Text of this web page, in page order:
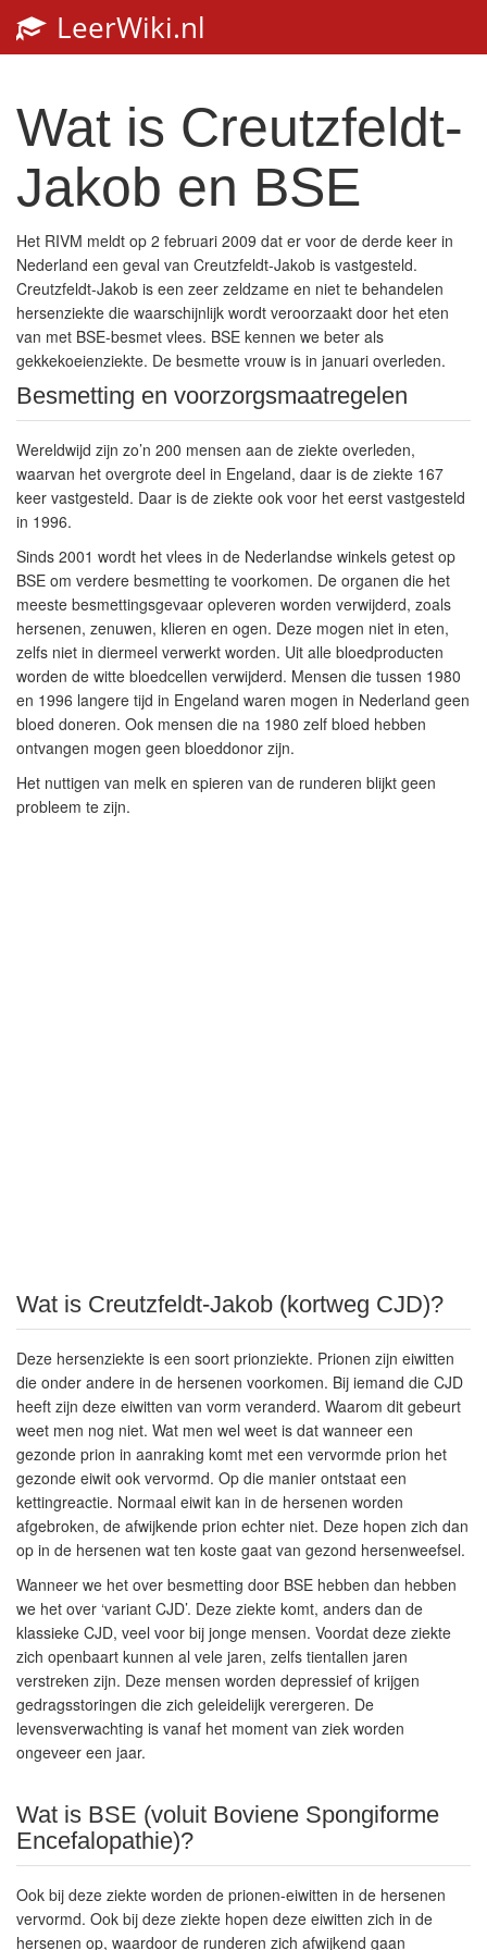
LeerWiki.nl
Wat is Creutzfeldt-
Jakob en BSE
Het RIVM meldt op 2 februari 2009 dat er voor de derde keer in
Nederland een geval van Creutzfeldt-Jakob is vastgesteld.
Creutzfeldt-Jakob is een zeer zeldzame en niet te behandelen
hersenziekte die waarschijnlijk wordt veroorzaakt door het eten
van met BSE-besmet vlees. BSE kennen we beter als
gekkekoeienziekte. De besmette vrouw is in januari overleden.
Besmetting en voorzorgsmaatregelen
Wereldwijd zijn zo’n 200 mensen aan de ziekte overleden,
waarvan het overgrote deel in Engeland, daar is de ziekte 167
keer vastgesteld. Daar is de ziekte ook voor het eerst vastgesteld
in 1996.
Sinds 2001 wordt het vlees in de Nederlandse winkels getest op
BSE om verdere besmetting te voorkomen. De organen die het
meeste besmettingsgevaar opleveren worden verwijderd, zoals
hersenen, zenuwen, klieren en ogen. Deze mogen niet in eten,
zelfs niet in diermeel verwerkt worden. Uit alle bloedproducten
worden de witte bloedcellen verwijderd. Mensen die tussen 1980
en 1996 langere tijd in Engeland waren mogen in Nederland geen
bloed doneren. Ook mensen die na 1980 zelf bloed hebben
ontvangen mogen geen bloeddonor zijn.
Het nuttigen van melk en spieren van de runderen blijkt geen
probleem te zijn.
Wat is Creutzfeldt-Jakob (kortweg CJD)?
Deze hersenziekte is een soort prionziekte. Prionen zijn eiwitten
die onder andere in de hersenen voorkomen. Bij iemand die CJD
heeft zijn deze eiwitten van vorm veranderd. Waarom dit gebeurt
weet men nog niet. Wat men wel weet is dat wanneer een
gezonde prion in aanraking komt met een vervormde prion het
gezonde eiwit ook vervormd. Op die manier ontstaat een
kettingreactie. Normaal eiwit kan in de hersenen worden
afgebroken, de afwijkende prion echter niet. Deze hopen zich dan
op in de hersenen wat ten koste gaat van gezond hersenweefsel.
Wanneer we het over besmetting door BSE hebben dan hebben
we het over ‘variant CJD’. Deze ziekte komt, anders dan de
klassieke CJD, veel voor bij jonge mensen. Voordat deze ziekte
zich openbaart kunnen al vele jaren, zelfs tientallen jaren
verstreken zijn. Deze mensen worden depressief of krijgen
gedragsstoringen die zich geleidelijk verergeren. De
levensverwachting is vanaf het moment van ziek worden
ongeveer een jaar.
Wat is BSE (voluit Boviene Spongiforme
Encefalopathie)?
Ook bij deze ziekte worden de prionen-eiwitten in de hersenen
vervormd. Ook bij deze ziekte hopen deze eiwitten zich in de
hersenen op, waardoor de runderen zich afwijkend gaan